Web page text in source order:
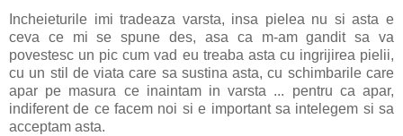
Incheieturile imi tradeaza varsta, insa pielea nu si asta e
ceva ce mi se spune des, asa ca m-am gandit sa va
povestesc un pic cum vad eu treaba asta cu ingrijirea pielii,
cu un stil de viata care sa sustina asta, cu schimbarile care
apar pe masura ce inaintam in varsta ... pentru ca apar,
indiferent de ce facem noi si e important sa intelegem si sa
acceptam asta.